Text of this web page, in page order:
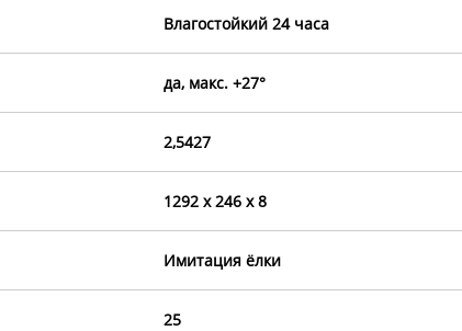
Влагостойкий 24 часа
да, макс. +27°
2,5427
1292 х 246 х 8
Имитация ёлки
25